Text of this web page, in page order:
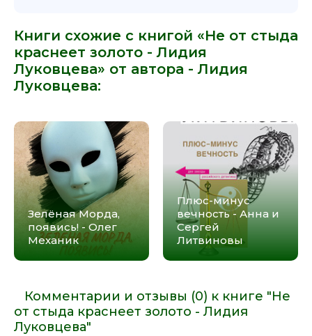
Книги схожие с книгой «Не от стыда
краснеет золото - Лидия
Луковцева» от автора -Лидия
Луковцева:
Зелёная Морда,
появись! - Олег
Механик
Плюс-минус
вечность - Анна и
Сергей
Литвиновы
Комментарии и отзывы (0) к книге "Не
от стыда краснеет золото - Лидия
Луковцева"